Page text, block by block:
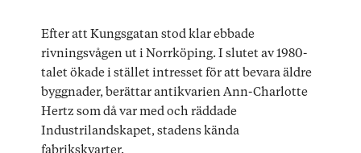
Efter att Kungsgatan stod klar ebbade
rivningsvågen ut i Norrköping. I slutet av 1980-
talet ökade i stället intresset för att bevara äldre
byggnader, berättar antikvarien Ann-Charlotte
Hertz som då var med och räddade
Industrilandskapet, stadens kända